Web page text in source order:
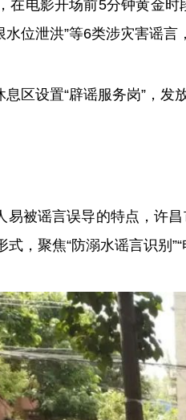
影开场前5分钟黄金时
水位泄洪”等6类涉灾害谣
设置“辟谣服务岗”，发放
谣言误导的特点，许昌
，聚焦“防溺水谣言识别